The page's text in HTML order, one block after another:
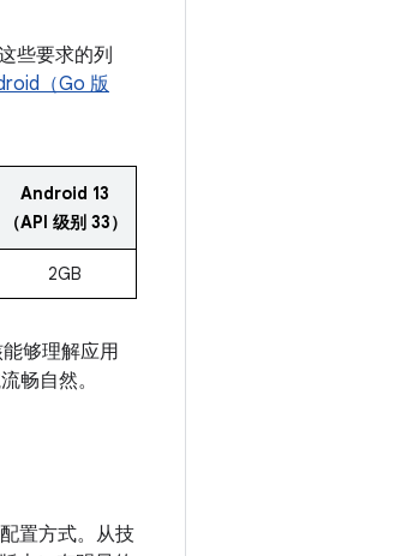
些要求的列
（Go 版
Android 13
（API 级别 33）
2GB
够理解应用
畅自然。
置方式。从技